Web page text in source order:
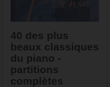
40 des plus
beaux classiques
du piano -
partitions
complètes